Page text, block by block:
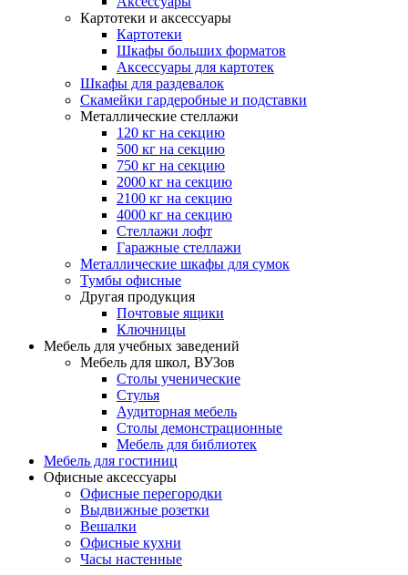
Картотеки и аксессуары
Картотеки
Шкафы больших форматов
Аксессуары для картотек
Шкафы для раздевалок
Скамейки гардеробные и подставки
Металлические стеллажи
120 кг на секцию
500 кг на секцию
750 кг на секцию
2000 кг на секцию
2100 кг на секцию
4000 кг на секцию
Стеллажи лофт
Гаражные стеллажи
Металлические шкафы для сумок
Тумбы офисные
Другая продукция
Почтовые ящики
Ключницы
Мебель для учебных заведений
Мебель для школ, ВУЗов
Столы ученические
Стулья
Аудиторная мебель
Столы демонстрационные
Мебель для библиотек
Мебель для гостиниц
Офисные аксессуары
Офисные перегородки
Выдвижные розетки
Вешалки
Офисные кухни
Часы настенные